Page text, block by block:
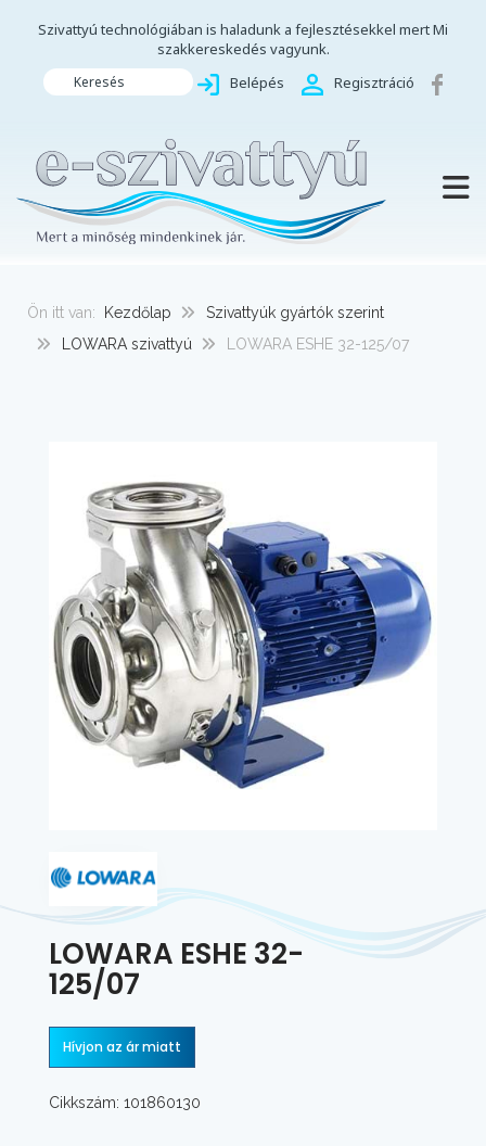
Szivattyú technológiában is haladunk a fejlesztésekkel mert Mi
szakkereskedés vagyunk.
Keresés Belépés Regisztráció
Ön itt van: Kezdőlap
Szivattyúk gyártók szerint
LOWARA szivattyú
LOWARA ESHE 32-125/07
LOWARA ESHE 32-
125/07
Hívjon az ár miatt
Cikkszám: 101860130